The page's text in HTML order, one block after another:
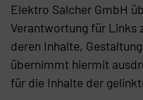
Elektro Salcher GmbH
Verantwortung für Links
deren Inhalte,
übernimmt hiermit
für die Inhalte der